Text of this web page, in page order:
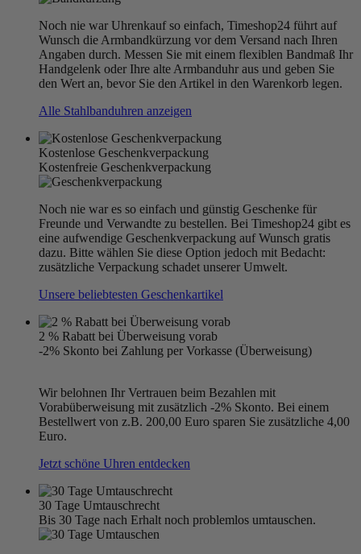
Noch nie war Uhrenkauf so einfach, Timeshop24 führt auf
Wunsch die Armbandkürzung vor dem Versand nach Ihren
Angaben durch. Messen Sie mit einem flexiblen Bandmaß Ihr
Handgelenk oder Ihre alte Armbanduhr aus und geben Sie
den Wert an, bevor Sie den Artikel in den Warenkorb legen.
Alle Stahlbanduhren anzeigen
Kostenlose Geschenkverpackung
Kostenfreie Geschenkverpackung
Noch nie war es so einfach und günstig Geschenke für
Freunde und Verwandte zu bestellen. Bei Timeshop24 gibt es
eine aufwendige Geschenkverpackung auf Wunsch gratis
dazu. Bitte wählen Sie diese Option jedoch mit Bedacht:
zusätzliche Verpackung schadet unserer Umwelt.
Unsere beliebtesten Geschenkartikel
2 % Rabatt bei Überweisung vorab
-2% Skonto bei Zahlung per Vorkasse (Überweisung)
Wir belohnen Ihr Vertrauen beim Bezahlen mit
Vorabüberweisung mit zusätzlich -2% Skonto. Bei einem
Bestellwert von z.B. 200,00 Euro sparen Sie zusätzliche 4,00
Euro.
Jetzt schöne Uhren entdecken
30 Tage Umtauschrecht
Bis 30 Tage nach Erhalt noch problemlos umtauschen.